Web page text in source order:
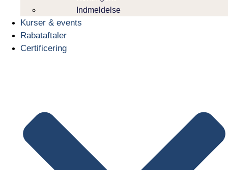
Indmeldelse
Kurser & events
Rabataftaler
Certificering